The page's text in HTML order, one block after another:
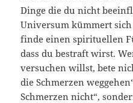
Dinge die du nicht
Universum kümmert
finde einen spirituellen
dass du bestraft wirst.
versuchen willst, bete
die Schmerzen
Schmerzen nicht“,